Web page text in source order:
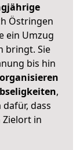
Östringen
ein Umzug
bringt. Sie
bis hin
,
dass
Zielort in